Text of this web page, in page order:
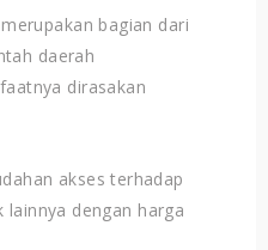
bagian dari
daerah
dirasakan
akses terhadap
dengan harga